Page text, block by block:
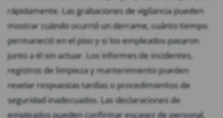
rápidamente. Las grabaciones de vigilancia pueden
mostrar cuándo ocurrió un derrame, cuánto tiempo
permaneció en el piso y si los empleados pasaron
junto a él sin actuar. Los informes de incidentes,
registros de limpieza y mantenimiento pueden
revelar respuestas tardías o procedimientos de
seguridad inadecuados. Las declaraciones de
empleados pueden confirmar escasez de personal,